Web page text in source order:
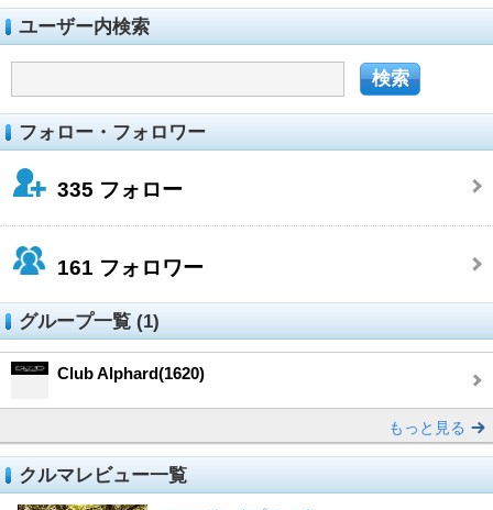
ユーザー内検索
フォロー・フォロワー
335 フォロー
161 フォロワー
グループ一覧 (1)
Club Alphard(1620)
もっと見る
クルマレビュー一覧